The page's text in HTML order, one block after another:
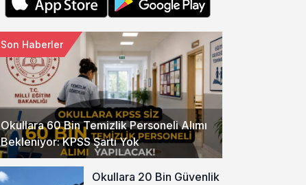
Okullara 60 Bin Temizlik Personeli Alımı
Bekleniyor: KPSS Şartı Yok
Son Haberler
Okullara 20 Bin Güvenlik